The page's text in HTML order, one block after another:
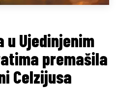
u Ujedinjenim
premašila
Celzijusa